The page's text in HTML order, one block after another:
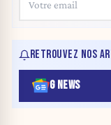
RETROUVEZ NOS
G NEWS